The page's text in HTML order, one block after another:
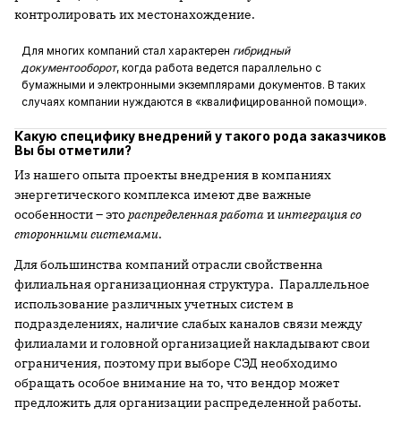
контролировать их местонахождение.
Для многих компаний стал характерен гибридный
документооборот, когда работа ведется параллельно с
бумажными и электронными экземплярами документов. В таких
случаях компании нуждаются в «квалифицированной помощи».
Какую специфику внедрений у такого рода заказчиков
Вы бы отметили?
Из нашего опыта проекты внедрения в компаниях
энергетического комплекса имеют две важные
особенности – этораспределенная работаиинтеграция со
сторонними системами.
Для большинства компаний отрасли свойственна
филиальная организационная структура. Параллельное
использование различных учетных систем в
подразделениях, наличие слабых каналов связи между
филиалами и головной организацией накладывают свои
ограничения, поэтому при выборе СЭД необходимо
обращать особое внимание на то, что вендор может
предложить для организации распределенной работы.